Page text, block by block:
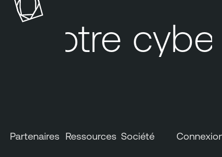
b
l
o
Votre
Partenaires Ressources Société